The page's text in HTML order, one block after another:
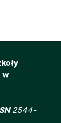
w
2544-